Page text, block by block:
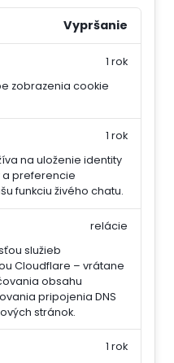
Vypršanie
zobrazenia cookie
1 rok
na uloženie identity
a preferencie
funkciu živého chatu.
1 rok
služieb
Cloudflare – vrátane
obsahu
pripojenia DNS
stránok.
relácie
1 rok